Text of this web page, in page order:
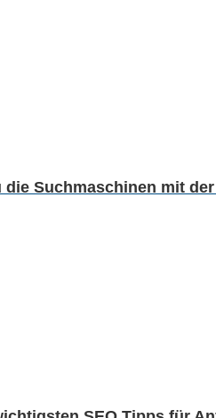
Suchmaschinen mit